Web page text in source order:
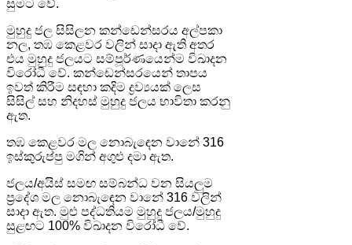
සුමට වේ.
මුහුදු ජල සිසිලන කන්ඩෙන්සරය අල්පකා
නල, තඹ කෙළවර වලින් සාදා ඇති අතර
එය මුහුදු ජලයට සම්පූර්ණයෙන්ම විඛාදන
විරෝධී වේ. කන්ඩෙන්සරයෙන් තාපය
ඉවත් කිරීම සඳහා කදිම ද්‍රව්‍යයක් ලෙස
සිසිල් සහ නිදහස් මුහුදු ජලය භාවිතා කරනු
ඇත.
තඹ කෙළවර මල නොබැඳෙන වානේ 316
ඉස්කුරුප්පු මගින් අගුළු දමා ඇත.
ජලය/අයිස් සමඟ සම්බන්ධ වන සියලුම
ප්‍රදේශ මල නොබැඳෙන වානේ 316 වලින්
සාදා ඇත. මුළු පද්ධතියම මුහුදු ජලය/මුහුදු
සුළඟට 100% විඛාදන විරෝධී වේ.